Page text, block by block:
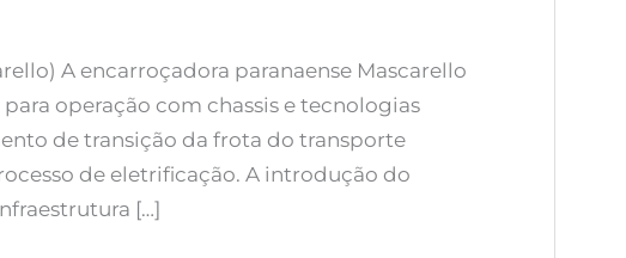
A encarroçadora paranaense Mascarello
operação com chassis e tecnologias
de transição da frota do transporte
de eletrificação. A introdução do
[…]